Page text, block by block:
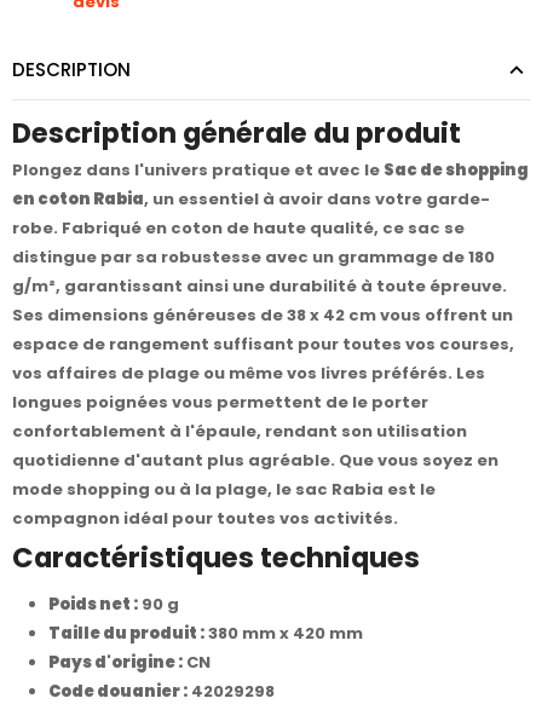
DESCRIPTION
Description générale du produit
Plongez dans l'univers pratique et avec le Sac de shopping
en coton Rabia, un essentiel à avoir dans votre garde-
robe. Fabriqué en coton de haute qualité, ce sac se
distingue par sa robustesse avec un grammage de 180
g/m², garantissant ainsi une durabilité à toute épreuve.
Ses dimensions généreuses de 38 x 42 cm vous offrent un
espace de rangement suffisant pour toutes vos courses,
vos affaires de plage ou même vos livres préférés. Les
longues poignées vous permettent de le porter
confortablement à l'épaule, rendant son utilisation
quotidienne d'autant plus agréable. Que vous soyez en
mode shopping ou à la plage, le sac Rabia est le
compagnon idéal pour toutes vos activités.
Caractéristiques techniques
Poids net : 90 g
Taille du produit :380 mm x 420 mm
Pays d'origine : CN
Code douanier : 42029298